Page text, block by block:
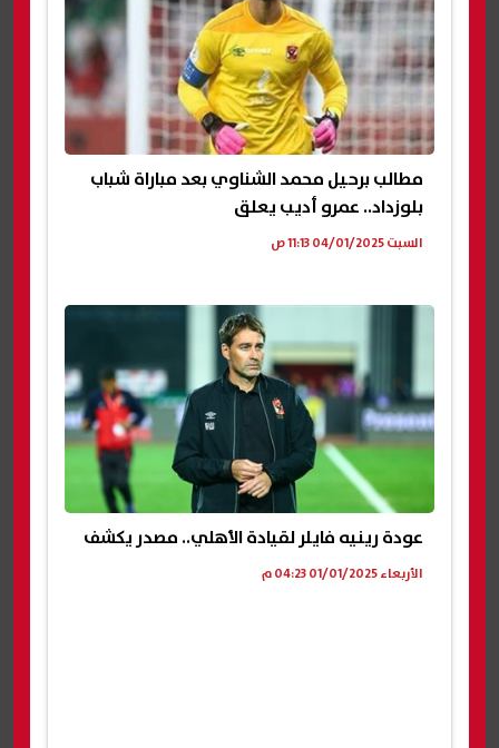
مطالب برحيل محمد الشناوي بعد مباراة شباب
بلوزداد.. عمرو أديب يعلق
السبت 04/01/2025 11:13 ص
عودة رينيه فايلر لقيادة الأهلي.. مصدر يكشف
الأربعاء 01/01/2025 04:23 م